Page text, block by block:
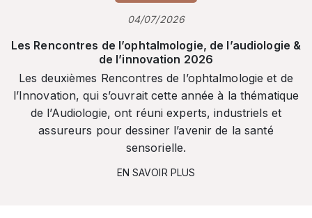
04/07/2026
Les Rencontres de l’ophtalmologie, de l’audiologie &
de l’innovation 2026
Les deuxièmes Rencontres de l’ophtalmologie et de
l’Innovation, qui s’ouvrait cette année à la thématique
de l’Audiologie, ont réuni experts, industriels et
assureurs pour dessiner l’avenir de la santé
sensorielle.
EN SAVOIR PLUS